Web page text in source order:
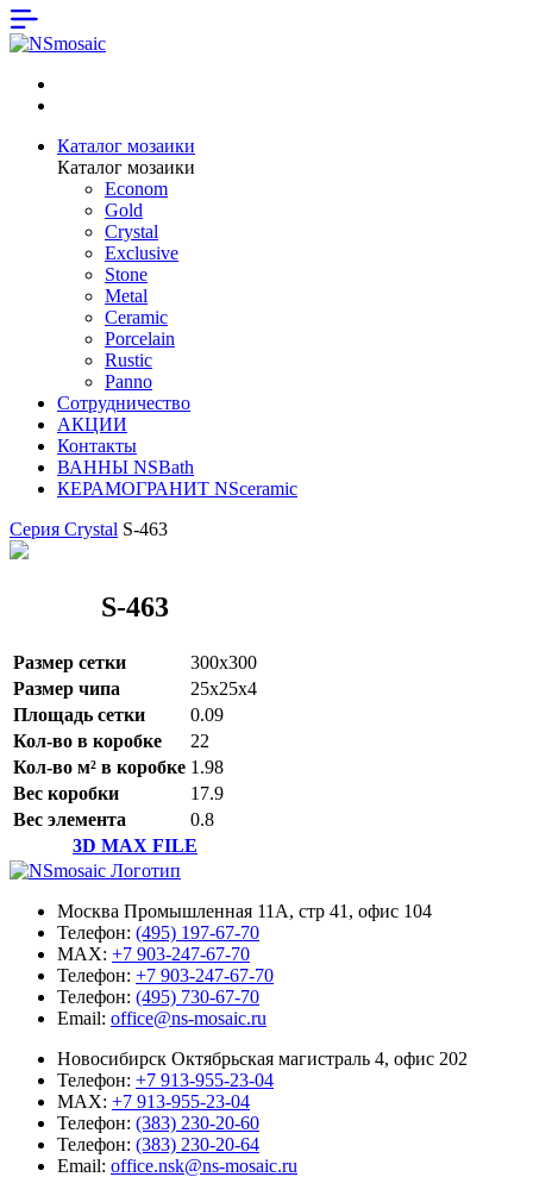
Каталог мозаики
Каталог мозаики
Econom
Gold
Crystal
Exclusive
Stone
Metal
Ceramic
Porcelain
Rustic
Panno
Сотрудничество
АКЦИИ
Контакты
ВАННЫ NSBath
КЕРАМОГРАНИТ NSceramic
Серия Crystal S-463
S-463
Размер сетки
300x300
Размер чипа
25x25x4
Площадь сетки
0.09
Кол-во в коробке
22
Кол-во м² в коробке 1.98
Вес коробки
17.9
Вес элемента
0.8
3D MAX FILE
Москва Промышленная 11А, стр 41, офис 104
Телефон: (495) 197-67-70
MAX: +7 903-247-67-70
Телефон: +7 903-247-67-70
Телефон: (495) 730-67-70
Email: office@ns-mosaic.ru
Новосибирск Октябрьская магистраль 4, офис 202
Телефон: +7 913-955-23-04
MAX: +7 913-955-23-04
Телефон: (383) 230-20-60
Телефон: (383) 230-20-64
Email: office.nsk@ns-mosaic.ru